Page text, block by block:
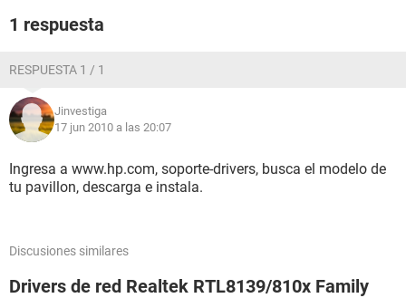
1 respuesta
RESPUESTA 1 / 1
Jinvestiga
17 jun 2010 a las 20:07
Ingresa a www.hp.com, soporte-drivers, busca el modelo de
tu pavillon, descarga e instala.
Discusiones similares
Drivers de red Realtek RTL8139/810x Family